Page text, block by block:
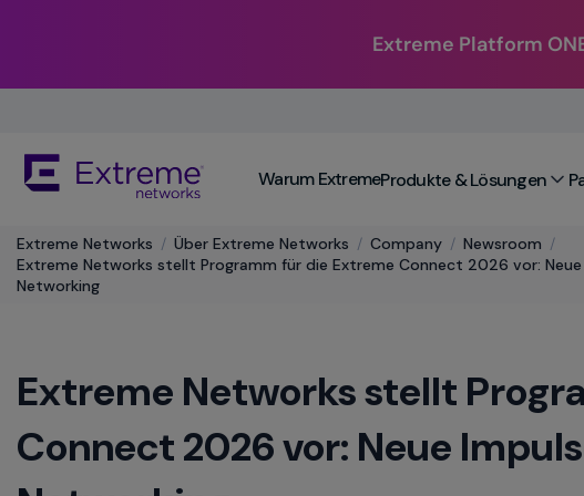
Extreme Platform
Content
utilizes
keyboard
keys,
enter,
escape,
and
Warum ExtremeProdukte & Lösungen
Extreme Networks / Über Extreme Networks / Company / Newsroom /
Extreme Networks stellt Programm für die Extreme Connect 2026 vor:
Networking
Extreme Networks stellt
Connect 2026 vor: Neue